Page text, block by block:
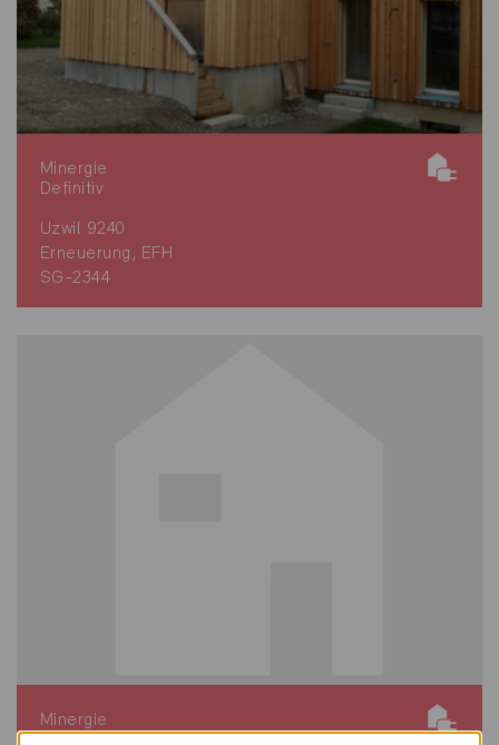
Minergie
Definitiv
Uzwil 9240
Erneuerung, EFH
SG-2344
Minergie